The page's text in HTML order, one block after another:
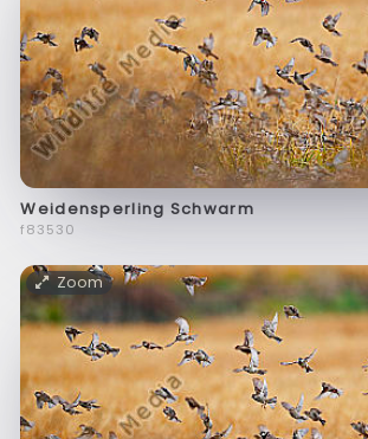
Weidensperling Schwarm
f83530
Zoom